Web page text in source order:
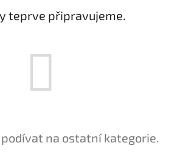
teprve připravujeme.
na ostatní kategorie.